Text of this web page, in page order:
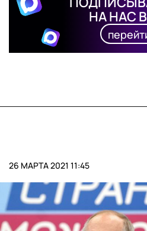
НА НАС
26 МАРТА 2021 11:45